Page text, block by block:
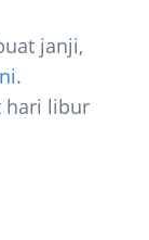
janji,
.
hari libur